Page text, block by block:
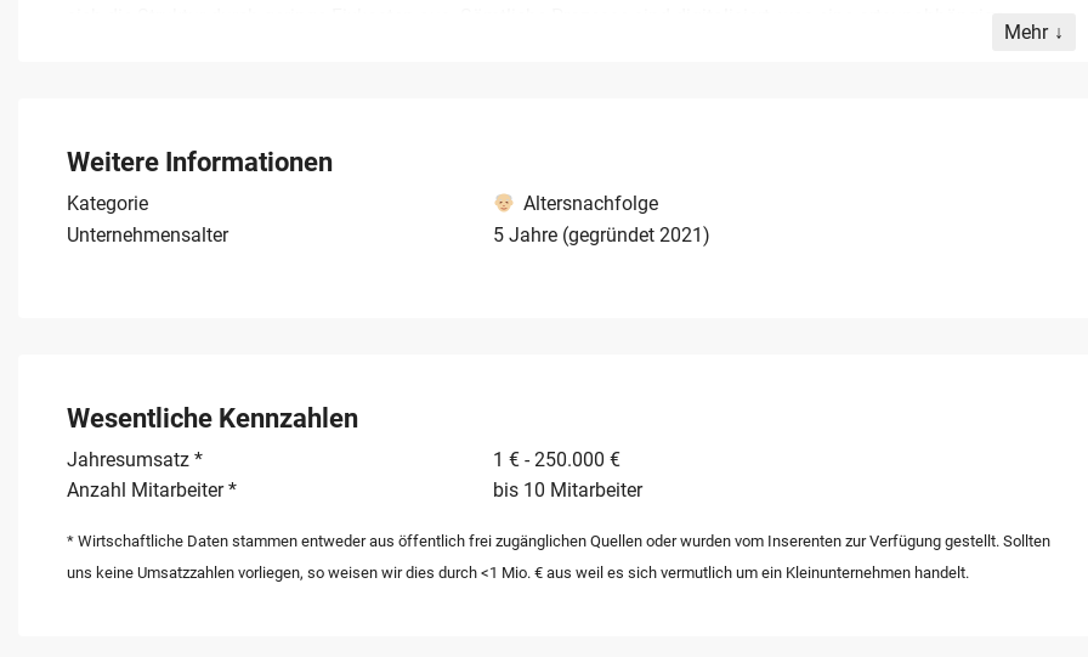
ab.
Mehr
Weitere Informationen
Kategorie
Altersnachfolge
Unternehmensalter
5 Jahre (gegründet 2021)
Wesentliche Kennzahlen
Jahresumsatz *
1 € - 250.000 €
Anzahl Mitarbeiter *
bis 10 Mitarbeiter
* Wirtschaftliche Daten stammen entweder aus öffentlich frei zugänglichen Quellen oder wurden vom Inserenten zur Verfügung gestellt. Sollten
uns keine Umsatzzahlen vorliegen, so weisen wir dies durch <1 Mio. € aus weil es sich vermutlich um ein Kleinunternehmen handelt.